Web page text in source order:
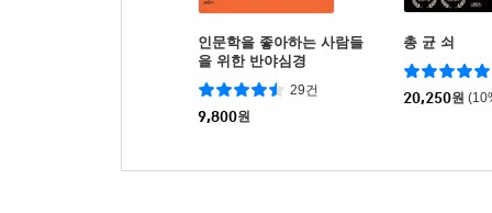
인문학을 좋아하는 사람들
을 위한 반야심경
29건
9,800원
총 균 쇠
20,250원